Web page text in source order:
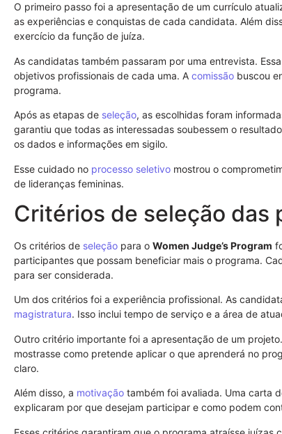
O primeiro passo foi a apresentação de um currículo
as experiências e conquistas de cada candidata. Além
exercício da função de juíza.
As candidatas também passaram por uma entrevista.
objetivos profissionais de cada uma. A comissão buscou
programa.
Após as etapas de seleção, as escolhidas foram
garantiu que todas as interessadas soubessem o
os dados e informações em sigilo.
Esse cuidado no processo seletivo mostrou o
de lideranças femininas.
Critérios de seleção das
Os critérios de seleção para o Women Judge’s Program
participantes que possam beneficiar mais o programa.
para ser considerada.
Um dos critérios foi a experiência profissional. As
magistratura. Isso inclui tempo de serviço e a área de
Outro critério importante foi a apresentação de um
mostrasse como pretende aplicar o que aprenderá no
claro.
Além disso, a motivação também foi avaliada. Uma carta
explicaram por que desejam participar e como podem